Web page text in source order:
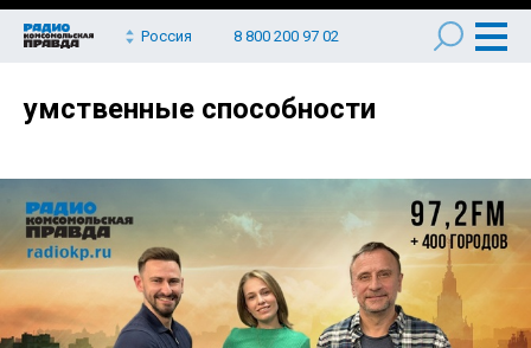
Россия 8 800 200 97 02
умственные способности